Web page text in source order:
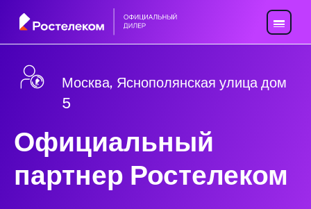
Москва, Яснополянская улица дом
5
Официальный
партнер Ростелеком